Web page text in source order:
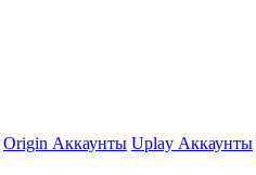
Origin Аккаунты Uplay Аккаунты